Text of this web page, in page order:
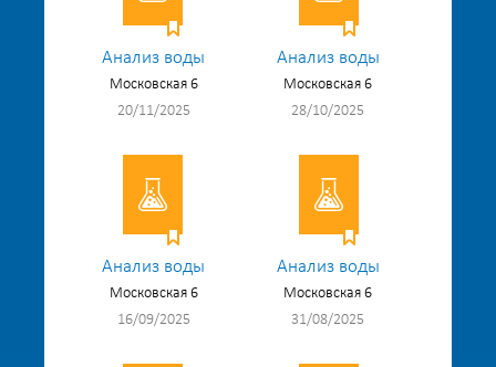
Анализ воды
Московская 6
20/11/2025
Анализ воды
Московская 6
28/10/2025
Анализ воды
Московская 6
16/09/2025
Анализ воды
Московская 6
31/08/2025